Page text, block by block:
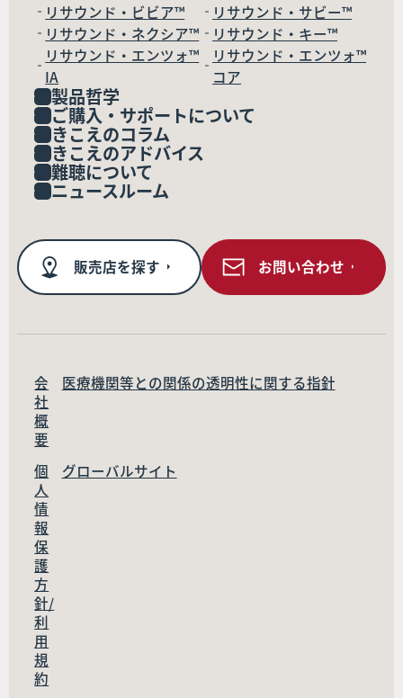
リサウンド・ビビア™
リサウンド・サビー™
リサウンド・ネクシア™
リサウンド・キー™
リサウンド・エンツォ™
IA
リサウンド・エンツォ™
コア
製品哲学
ご購入・サポートについて
きこえのコラム
きこえのアドバイス
難聴について
ニュースルーム
販売店を探す お問い合わせ
会
社
概
要
医療機関等との関係の透明性に関する指針
個
人
情
報
保
護
方
針/
利
用
規
約
グローバルサイト